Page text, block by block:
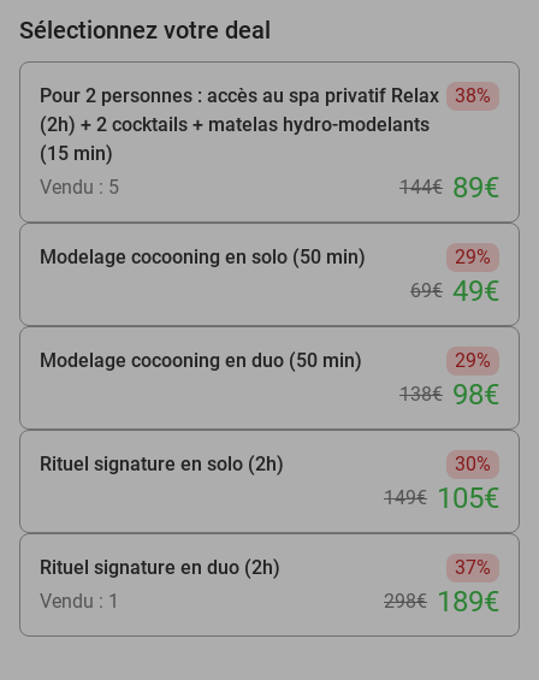
Sélectionnez votre deal
Pour 2 personnes : accès au spa privatif Relax
(2h) + 2 cocktails + matelas hydro-modelants
(15 min)
38%
Vendu : 5 144€ 89€
Modelage cocooning en solo (50 min)
29%
69€ 49€
Modelage cocooning en duo (50 min)
29%
138€ 98€
Rituel signature en solo (2h)
30%
149€ 105€
Rituel signature en duo (2h)
37%
Vendu : 1
298€ 189€